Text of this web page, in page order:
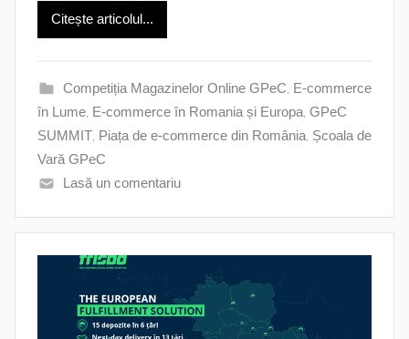
Citește articolul...
Competiția Magazinelor Online GPeC, E-commerce
în Lume, E-commerce în Romania și Europa, GPeC
SUMMIT, Piața de e-commerce din România, Școala de
Vară GPeC
Lasă un comentariu